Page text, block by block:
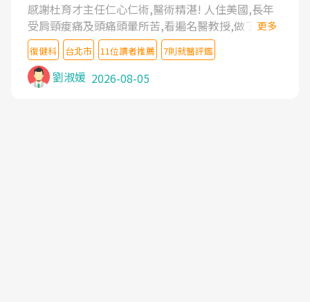
感謝杜育才主任仁心仁術,醫術精湛! 人住美國,長年
受肩頸痠痛及頭痛頭暈所苦,看遍名醫教授,做了各種
檢查,也嘗試過西醫打針,中醫針灸及物理徒手治療都
沒有用,後來連吃到嗎啡類止痛藥都效果有限,只是壓
症狀,沒多久就痛起來,多年失眠嚴重影響生活品質.
台灣親友介紹忠孝醫院杜育才主任是頸頭症候群專
更多
復健科 台北市 11位讀者推薦 7則就醫評鑑
劉淑媛 2026-08-05